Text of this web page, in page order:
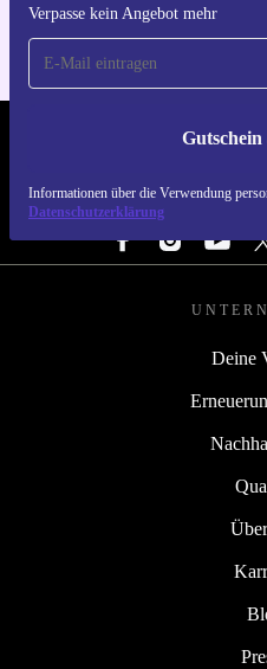
Verpasse kein Angebot mehr
Informationen über die Verwendung
Datenschutzerklärung
REFURBED
Deine